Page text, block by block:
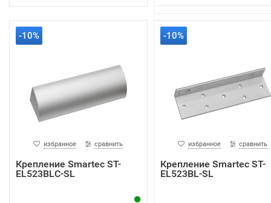
-10%
избранное сравнить
Крепление Smartec ST-
EL523BLC-SL
-10%
избранное сравнить
Крепление Smartec ST-
EL523BL-SL